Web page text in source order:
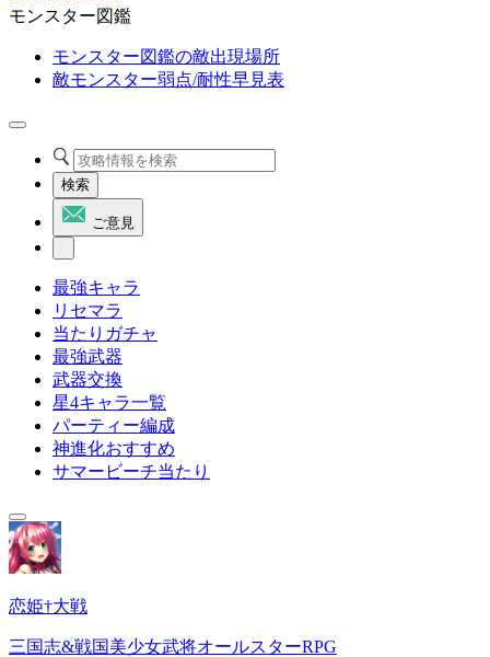
モンスター図鑑
モンスター図鑑の敵出現場所
敵モンスター弱点/耐性早見表
検索
ご意見
最強キャラ
リセマラ
当たりガチャ
最強武器
武器交換
星4キャラ一覧
パーティー編成
神進化おすすめ
サマービーチ当たり
恋姫†大戦
三国志&戦国美少女武将オールスターRPG